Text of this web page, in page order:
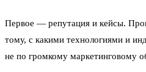
Первое — репутация и кейсы.
тому, с какими технологиями и
не по громкому маркетинговому